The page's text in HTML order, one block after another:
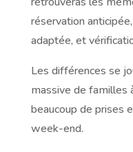
réservation
adaptée, et
Les différences se
massive de familles
beaucoup de prises
week-end.